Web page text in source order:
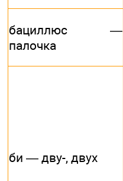
бациллюс —
палочка
би — дву-, двух